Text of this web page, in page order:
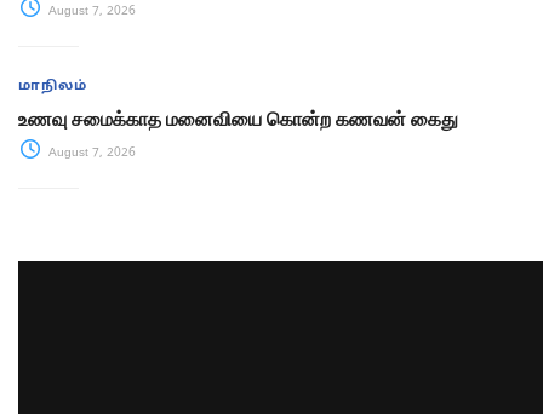
August 7, 2026
மாநிலம்
உணவு சமைக்காத மனைவியை கொன்ற கணவன் கைது
August 7, 2026